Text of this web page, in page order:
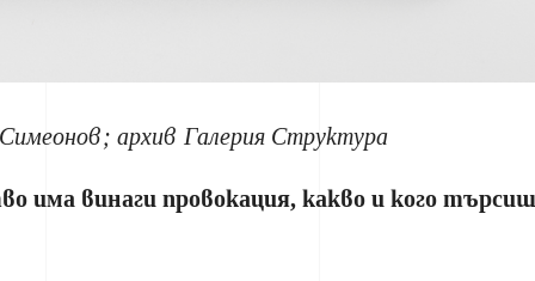
архив Галерия Структура
има винаги провокация, какво и кого търсиш